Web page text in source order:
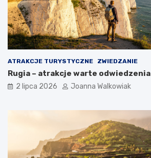
ATRAKCJE TURYSTYCZNE ZWIEDZANIE
Rugia – atrakcje warte odwiedzenia
2 lipca 2026 Joanna Walkowiak